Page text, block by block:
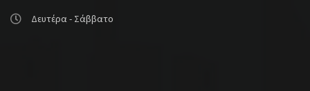
Δευτέρα - Σάββατο